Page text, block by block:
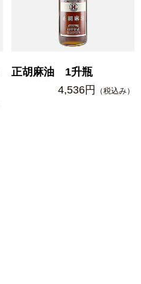
正胡麻油 1升瓶
4,536円
（税込み）